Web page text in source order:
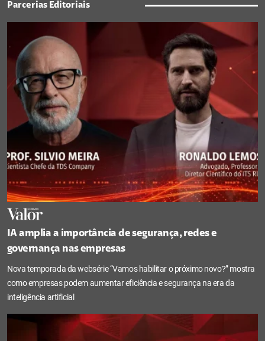
Parcerias Editoriais
IA amplia a importância de segurança, redes e
governança nas empresas
Nova temporada da websérie “Vamos habilitar o próximo novo?” mostra
como empresas podem aumentar eficiência e segurança na era da
inteligência artificial